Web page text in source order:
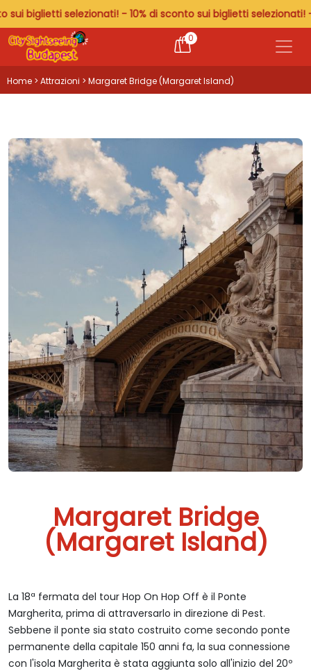
selezionati! - 10% di sconto sui biglietti selezionati! -
0
Home > Attrazioni > Margaret Bridge (Margaret Island)
Margaret Bridge
(Margaret Island)
La 18ª fermata del tour Hop On Hop Off è il Ponte
Margherita, prima di attraversarlo in direzione di Pest.
Sebbene il ponte sia stato costruito come secondo ponte
permanente della capitale 150 anni fa, la sua connessione
con l'isola Margherita è stata aggiunta solo all'inizio del 20º